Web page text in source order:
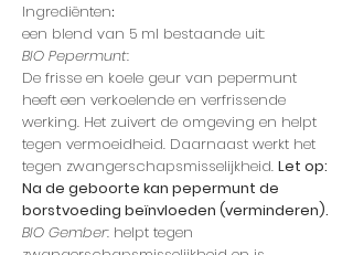
Ingrediënten:
een blend van 5 ml bestaande uit:
BIO Pepermunt:
De frisse en koele geur van pepermunt
heeft een verkoelende en verfrissende
werking. Het zuivert de omgeving en helpt
tegen vermoeidheid. Daarnaast werkt het
tegen zwangerschapsmisselijkheid. Let op:
Na de geboorte kan pepermunt de
borstvoeding beïnvloeden (verminderen).
BIO Gember: helpt tegen